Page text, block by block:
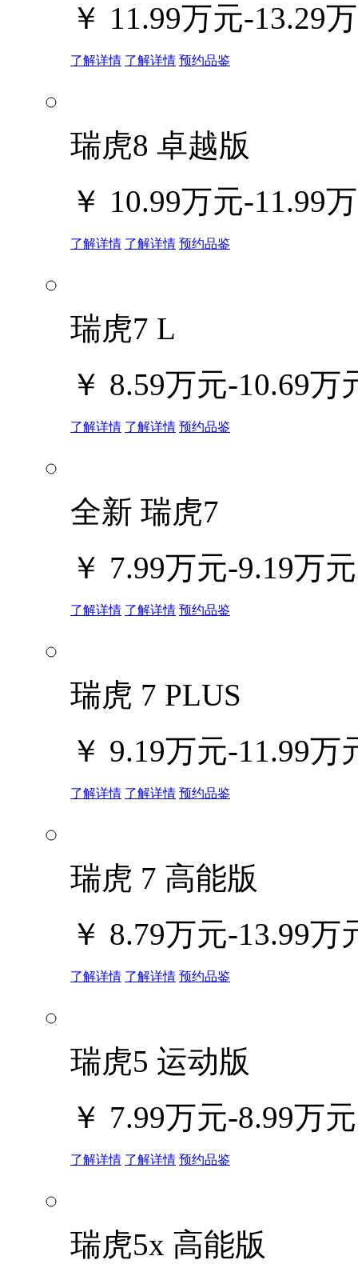
￥ 11.99万元-13.29
了解详情 了解详情 预约品鉴
瑞虎8 卓越版
￥ 10.99万元-11.99
了解详情 了解详情 预约品鉴
瑞虎7 L
￥ 8.59万元-10.69万
了解详情 了解详情 预约品鉴
全新 瑞虎7
￥ 7.99万元-9.19万元
了解详情 了解详情 预约品鉴
瑞虎 7 PLUS
￥ 9.19万元-11.99万
了解详情 了解详情 预约品鉴
瑞虎 7 高能版
￥ 8.79万元-13.99万
了解详情 了解详情 预约品鉴
瑞虎5 运动版
￥ 7.99万元-8.99万元
了解详情 了解详情 预约品鉴
瑞虎5x 高能版